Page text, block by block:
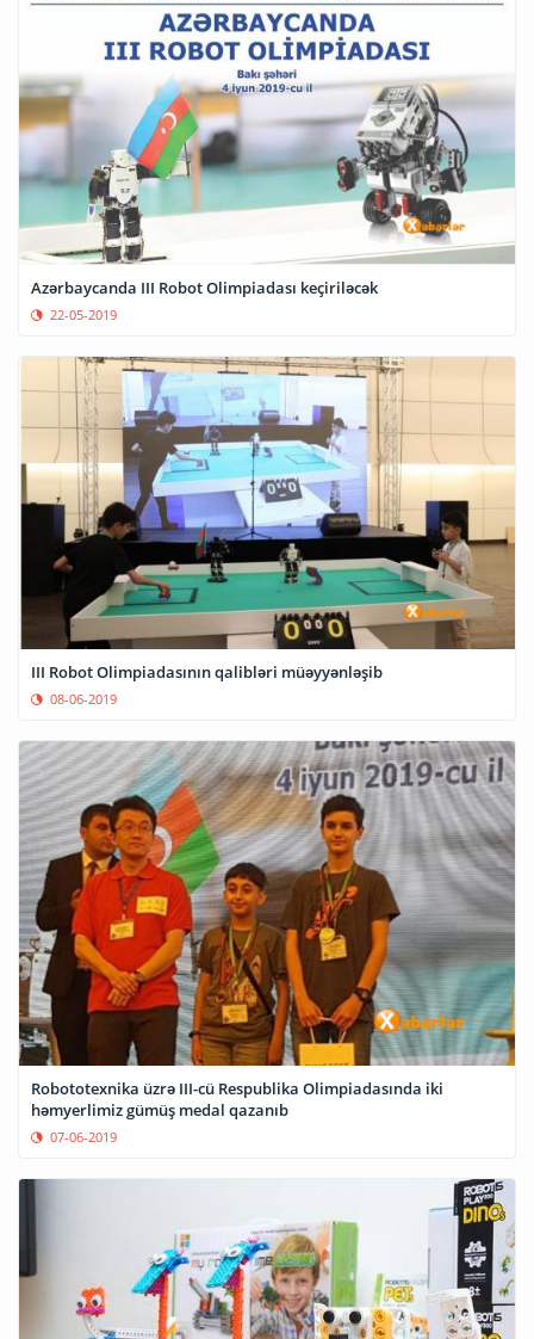
Azərbaycanda III Robot Olimpiadası keçiriləcək
22-05-2019
III Robot Olimpiadasının qalibləri müəyyənləşib
08-06-2019
Robototexnika üzrə III-cü Respublika Olimpiadasında iki
həmyerlimiz gümüş medal qazanıb
07-06-2019